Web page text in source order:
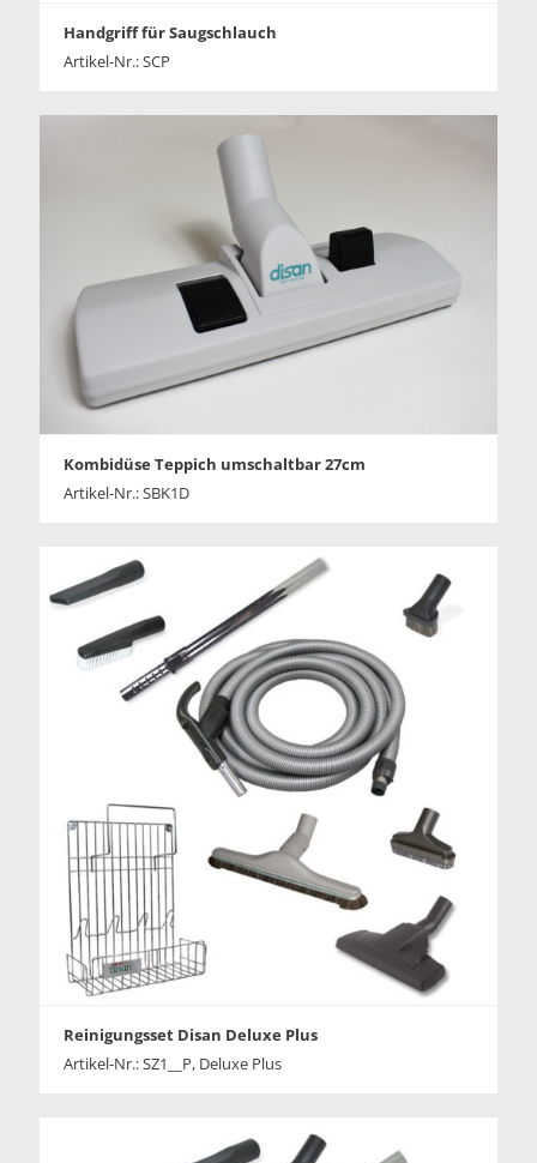
Handgriff für Saugschlauch
Artikel-Nr.: SCP
Kombidüse Teppich umschaltbar 27cm
Artikel-Nr.: SBK1D
Reinigungsset Disan Deluxe Plus
Artikel-Nr.: SZ1__P, Deluxe Plus